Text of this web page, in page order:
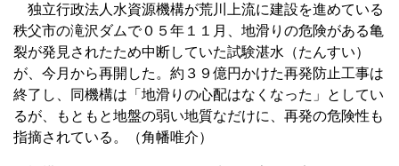
独立行政法人水資源機構が荒川上流に建設を進めている
秩父市の滝沢ダムで０５年１１月、地滑りの危険がある亀
裂が発見されたため中断していた試験湛水（たんすい）
が、今月から再開した。約３９億円かけた再発防止工事は
終了し、同機構は「地滑りの心配はなくなった」としてい
るが、もともと地盤の弱い地質なだけに、再発の危険性も
指摘されている。（角幡唯介）